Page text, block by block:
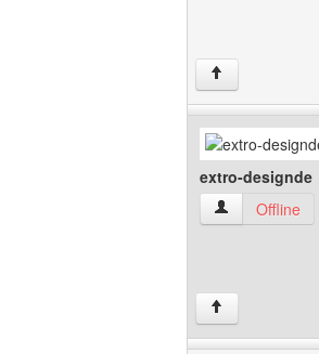
↑
extro-designde
extro-designde
Offline
↑